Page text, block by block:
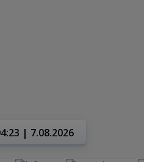
| 7.08.2026